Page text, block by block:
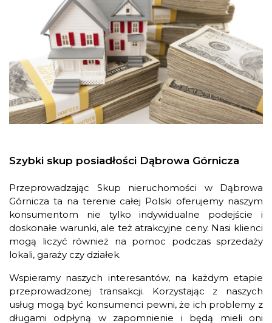
Szybki skup posiadłości Dąbrowa Górnicza
Przeprowadzając Skup nieruchomości w Dąbrowa
Górnicza ta na terenie całej Polski oferujemy naszym
konsumentom nie tylko indywidualne podejście i
doskonałe warunki, ale też atrakcyjne ceny. Nasi klienci
mogą liczyć również na pomoc podczas sprzedaży
lokali, garaży czy działek.
Wspieramy naszych interesantów, na każdym etapie
przeprowadzonej transakcji. Korzystając z naszych
usług mogą być konsumenci pewni, że ich problemy z
długami odpłyną w zapomnienie i będą mieli oni